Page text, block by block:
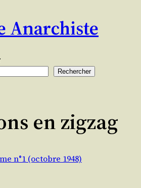
Anarchiste
Rechercher
en zigzag
n°1 (octobre 1948)